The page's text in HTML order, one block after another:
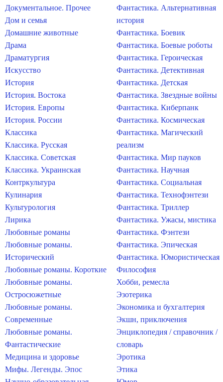
Документальное. Прочее
Дом и семья
Домашние животные
Драма
Драматургия
Искусство
История
История. Востока
История. Европы
История. России
Классика
Классика. Русская
Классика. Советская
Классика. Украинская
Контркультура
Кулинария
Культурология
Лирика
Любовные романы
Любовные романы.
Исторический
Любовные романы. Короткие
Любовные романы.
Остросюжетные
Любовные романы.
Современные
Любовные романы.
Фантастические
Медицина и здоровье
Мифы. Легенды. Эпос
Фантастика. Альтернативная
история
Фантастика. Боевик
Фантастика. Боевые роботы
Фантастика. Героическая
Фантастика. Детективная
Фантастика. Детская
Фантастика. Звездные войны
Фантастика. Киберпанк
Фантастика. Космическая
Фантастика. Магический
реализм
Фантастика. Мир пауков
Фантастика. Научная
Фантастика. Социальная
Фантастика. Технофэнтези
Фантастика. Триллер
Фантастика. Ужасы, мистика
Фантастика. Фэнтези
Фантастика. Эпическая
Фантастика. Юмористическая
Философия
Хобби, ремесла
Эзотерика
Экономика и бухгалтерия
Экшн, приключения
Энциклопедия / справочник /
словарь
Эротика
Этика